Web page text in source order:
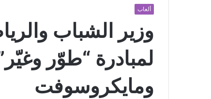
ألعاب
وزير الشباب
لمبادرة “طوّر
ومايكروسوفت